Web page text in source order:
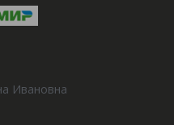
Ивановна